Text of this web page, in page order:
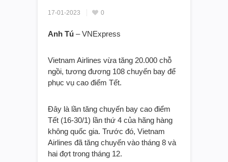
17-01-2023 0
Anh Tú – VNExpress
Vietnam Airlines vừa tăng 20.000 chỗ
ngồi, tương đương 108 chuyến bay để
phục vụ cao điểm Tết.
Đây là lần tăng chuyến bay cao điểm
Tết (16-30/1) lần thứ 4 của hãng hàng
không quốc gia. Trước đó, Vietnam
Airlines đã tăng chuyến vào tháng 8 và
hai đợt trong tháng 12.